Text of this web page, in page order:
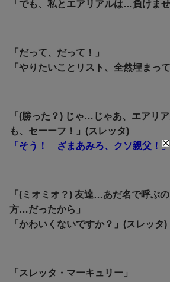
「でも、私とエアリアルは…負けま
「だって、だって！」
「やりたいことリスト、全然埋まっ
「(勝った？) じゃ…じゃあ、エアリ
も、セーーフ！」(スレッタ)
「そう！ ざまあみろ、クソ親父！
「(ミオミオ？) 友達…あだ名で呼ぶ
方…だったから」
「かわいくないですか？」(スレッタ)
「スレッタ・マーキュリー」